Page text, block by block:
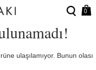
0
ulaşılamıyor. Bunun olası